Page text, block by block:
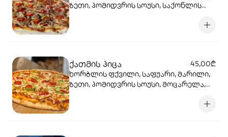
ზეთი, პომიდვრის სოუსი, საქონლის
ქათმის პიცა
45,00₾
ხორბლის ფქვილი, საფუარი, მარილი,
ზეთი, პომიდვრის სოუსი, მოცარელა,